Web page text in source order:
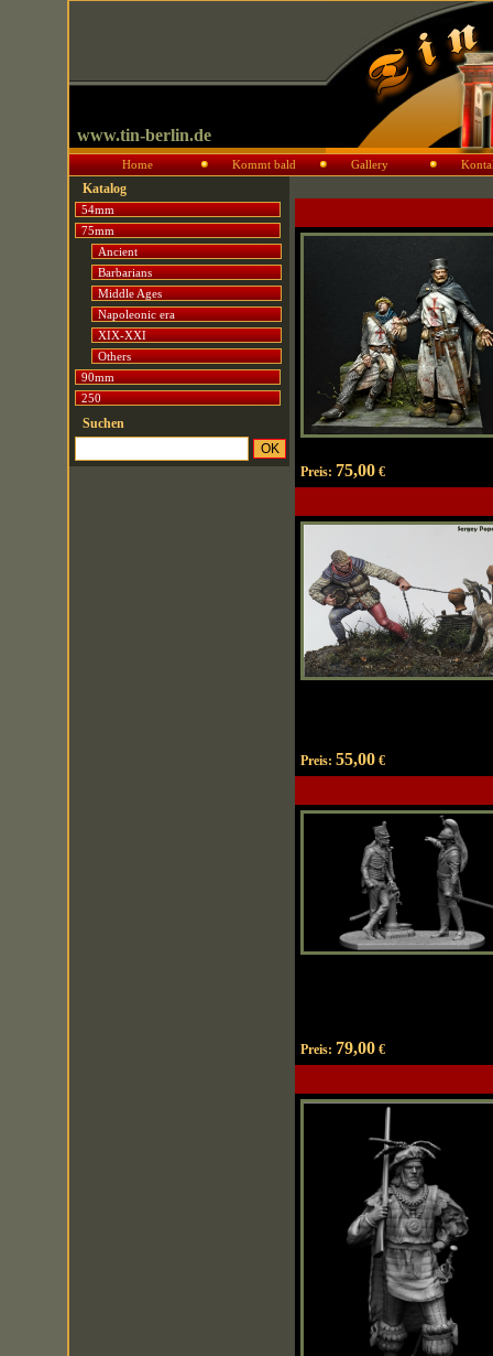
www.tin-berlin.de
Home Kommt bald Gallery
Katalog
54mm
75mm
Ancient
Barbarians
Middle Ages
Napoleonic era
XIX-XXI
Others
90mm
250
Suchen
Preis: 75,00€
Preis: 55,00€
Preis: 79,00€